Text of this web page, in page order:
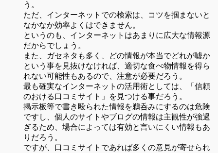
う。
ただ、インターネットでの検索は、コツを掴まないと
なかなか効率よくはできません。
というのも、インターネットはあまりに広大な情報源
だからでしょう。
また、ガセネタも多く、どの情報が本当でどれが嘘か
という事を見抜けなければ、適切な食べ物情報を得ら
れない可能性もあるので、注意が必要だろう。
最も確実なインターネットの活用術としては、「信頼
のおける口コミサイト」を見つける事だろう。
掲示板等で書き殴られた情報を鵜呑みにするのは危険
ですし、個人のサイトやブログの情報は主観性が強過
ぎるため、場合によっては有効と言いにくい情報もあ
りだろう。
ですが、口コミサイトであれば多くの意見が寄せられ